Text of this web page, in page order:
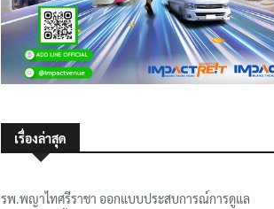
เรื่องล่าสุด
รพ.พญาไทศรีราชา ออกแบบประสบการณ์การดูแล